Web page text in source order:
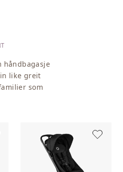
håndbagasje
like greit
som